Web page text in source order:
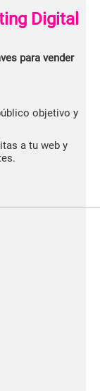
Digital
para vender
objetivo y
a tu web y